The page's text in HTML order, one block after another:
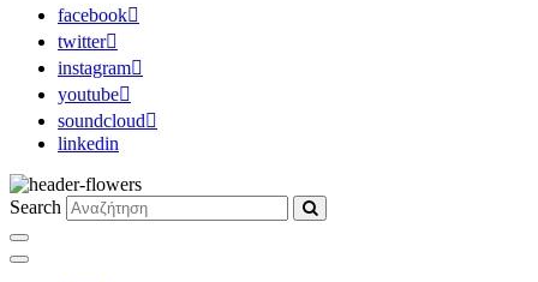
facebook
twitter
instagram
youtube
soundcloud
linkedin
Search